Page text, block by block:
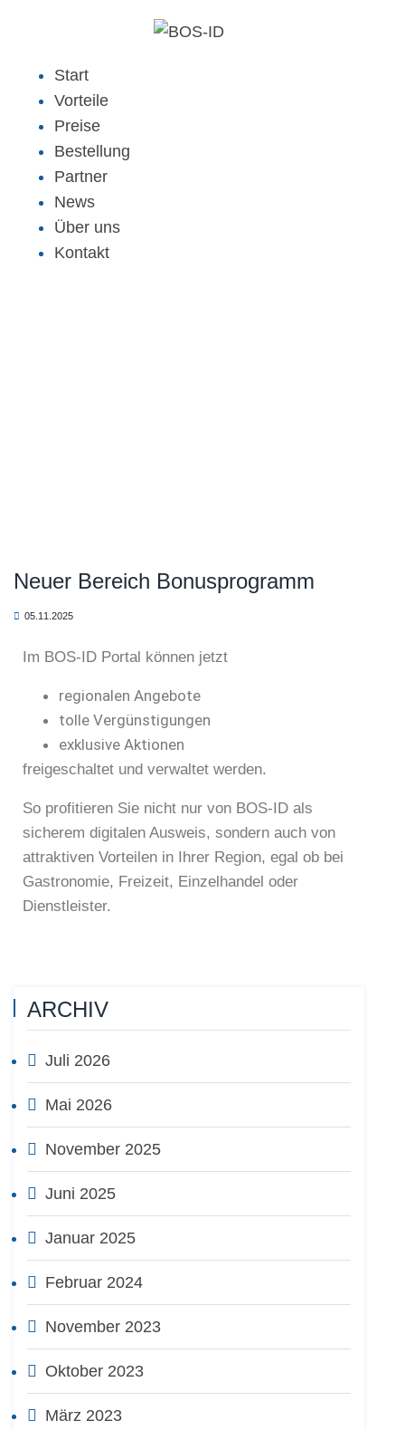
Start
Vorteile
Preise
Bestellung
Partner
News
Über uns
Kontakt
Neuer Bereich Bonusprogramm
05.11.2025
Im BOS-ID Portal können jetzt
regionalen Angebote
tolle Vergünstigungen
exklusive Aktionen
freigeschaltet und verwaltet werden.
So profitieren Sie nicht nur von BOS-ID als
sicherem digitalen Ausweis, sondern auch von
attraktiven Vorteilen in Ihrer Region, egal ob bei
Gastronomie, Freizeit, Einzelhandel oder
Dienstleister.
ARCHIV
Juli 2026
Mai 2026
November 2025
Juni 2025
Januar 2025
Februar 2024
November 2023
Oktober 2023
März 2023